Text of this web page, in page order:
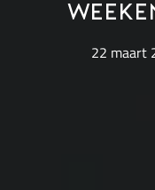
22 maart